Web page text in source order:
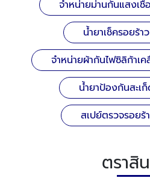
จำหน่ายม่านกันแสงเชื่
น้ำยาเช็ครอยร้า
จำหน่ายผ้ากันไฟซิลิก้าเ
น้ำยาป้องกันสะเ
สเปย์ตรวจรอยร้
ตราสิ